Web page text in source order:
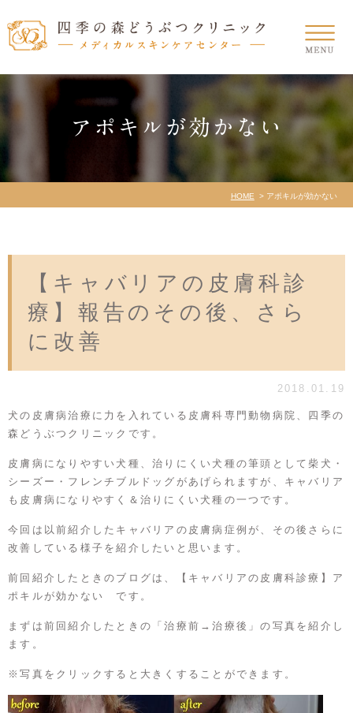
アポキルが効かない
HOME アポキルが効かない
【キャバリアの皮膚科診
療】報告のその後、さら
に改善
2018.01.19
犬の皮膚病治療に力を入れている皮膚科専門動物病院、四季の
森どうぶつクリニックです。
皮膚病になりやすい犬種、治りにくい犬種の筆頭として柴犬・
シーズー・フレンチブルドッグがあげられますが、キャバリア
も皮膚病になりやすく＆治りにくい犬種の一つです。
今回は以前紹介したキャバリアの皮膚病症例が、その後さらに
改善している様子を紹介したいと思います。
前回紹介したときのブログは、【 キャバリアの皮膚科診療】ア
ポキルが効かない
です。
まずは前回紹介したときの「治療前→治療後」の写真を紹介し
ます。
※写真をクリックすると大きくすることができます。